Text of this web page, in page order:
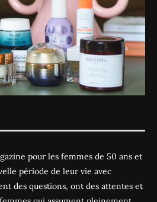
pour les femmes de 50 ans et
période de leur vie avec
des questions, ont des attentes et